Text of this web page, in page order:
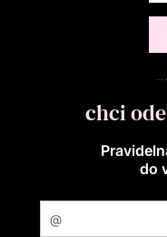
chci
do